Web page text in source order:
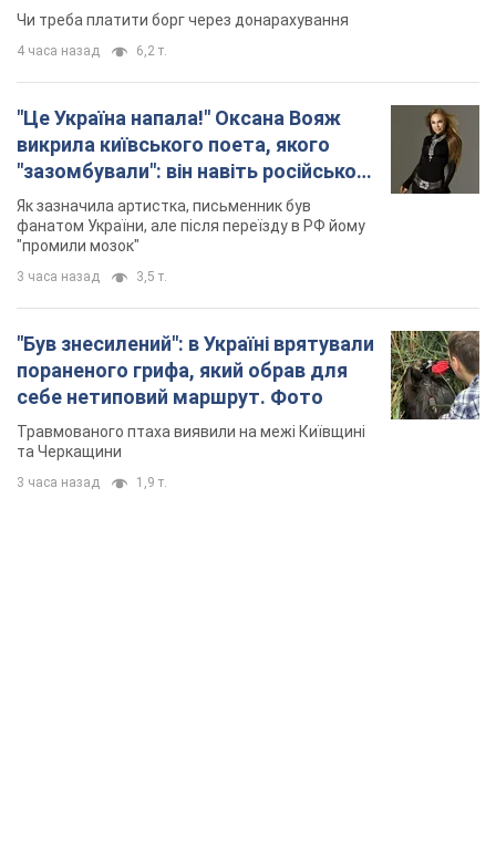
Чи треба платити борг через донарахування
4 часа назад 6,2 т.
"Це Україна напала!" Оксана Вояж
викрила київського поета, якого
"зазомбували": він навіть російської
не знав, а тепер хоче геноциду
українців
Як зазначила артистка, письменник був
фанатом України, але після переїзду в РФ йому
"промили мозок"
3 часа назад 3,5 т.
"Був знесилений": в Україні врятували
пораненого грифа, який обрав для
себе нетиповий маршрут. Фото
Травмованого птаха виявили на межі Київщині
та Черкащини
3 часа назад 1,9 т.